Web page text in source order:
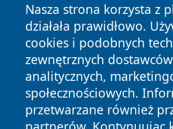
Nasza strona korzysta z
działała prawidłowo.
cookies i podobnych
zewnętrznych
analitycznych,
społecznościowych.
przetwarzane również
Copyright © 2026 faktypoznan.pl
zastrzeżone.